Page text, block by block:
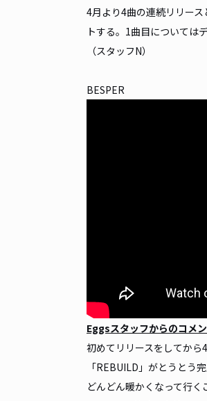
4月より4曲の連続リリー
トする。1曲目については
（スタッフN）
BESPER
Eggsスタッフからのコメ
初めてリリースをしてか
「REBUILD」がとうとう完
どんどん暖かくなって行